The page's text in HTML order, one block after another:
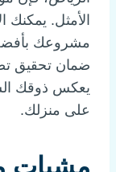
الأمثل. يمكنك
مشروعك بأفضل
ضمان تحقيق
يعكس ذوقك
على منزلك.
مشبات